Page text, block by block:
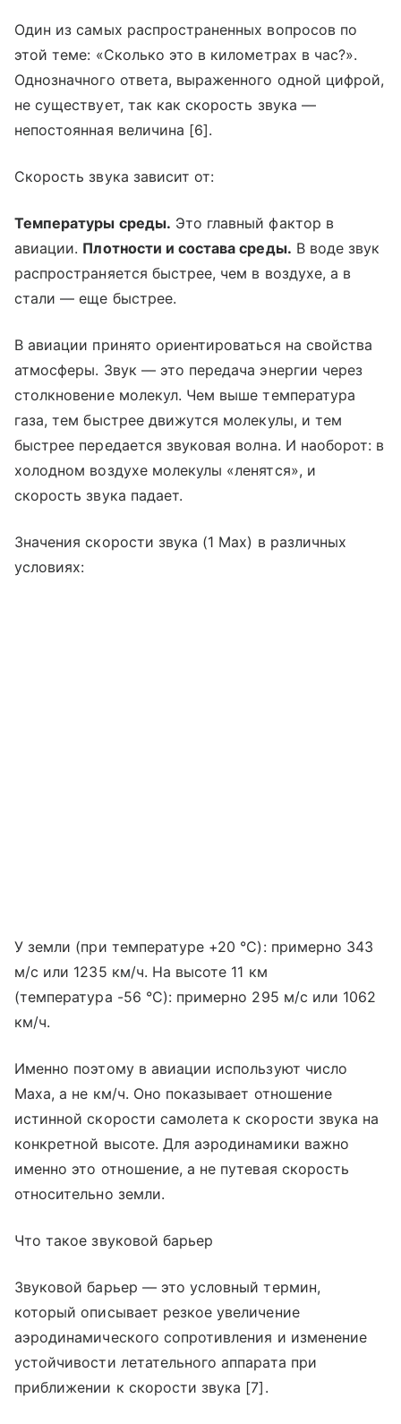
Один из самых распространенных вопросов по
этой теме: «Сколько это в километрах в час?».
Однозначного ответа, выраженного одной цифрой,
не существует, так как скорость звука —
непостоянная величина [6].
Скорость звука зависит от:
Температуры среды. Это главный фактор в
авиации. Плотности и состава среды. В воде звук
распространяется быстрее, чем в воздухе, а в
стали — еще быстрее.
В авиации принято ориентироваться на свойства
атмосферы. Звук — это передача энергии через
столкновение молекул. Чем выше температура
газа, тем быстрее движутся молекулы, и тем
быстрее передается звуковая волна. И наоборот: в
холодном воздухе молекулы «ленятся», и
скорость звука падает.
Значения скорости звука (1 Мах) в различных
условиях:
У земли (при температуре +20 °C): примерно 343
м/с или 1235 км/ч. На высоте 11 км
(температура -56 °C): примерно 295 м/с или 1062
км/ч.
Именно поэтому в авиации используют число
Маха, а не км/ч. Оно показывает отношение
истинной скорости самолета к скорости звука на
конкретной высоте. Для аэродинамики важно
именно это отношение, а не путевая скорость
относительно земли.
Что такое звуковой барьер
Звуковой барьер — это условный термин,
который описывает резкое увеличение
аэродинамического сопротивления и изменение
устойчивости летательного аппарата при
приближении к скорости звука [7].